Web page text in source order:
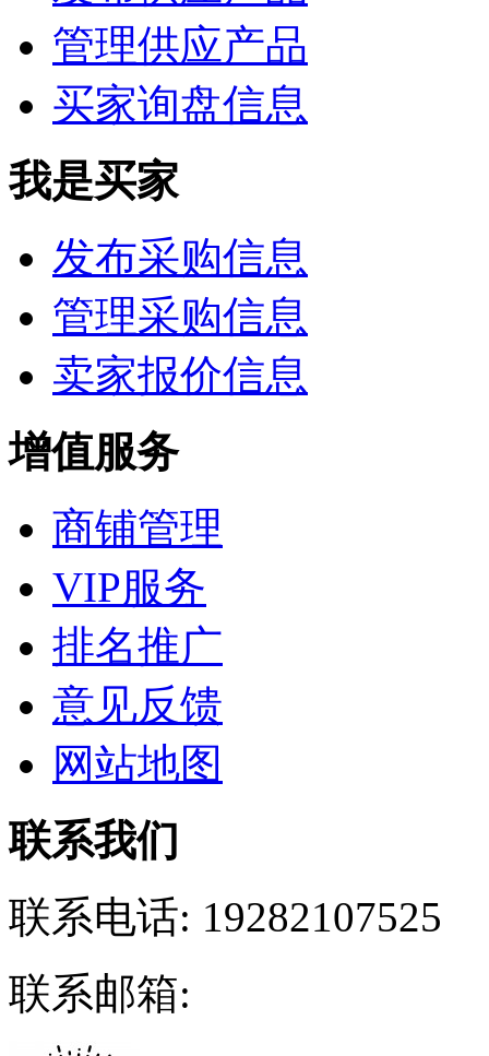
管理供应产品
买家询盘信息
我是买家
发布采购信息
管理采购信息
卖家报价信息
增值服务
商铺管理
VIP服务
排名推广
意见反馈
网站地图
联系我们
联系电话: 19282107525
联系邮箱: